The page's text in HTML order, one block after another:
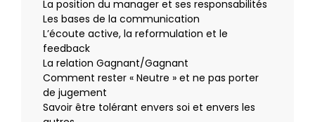
La position du manager et ses responsabilités
Les bases de la communication
L’écoute active, la reformulation et le
feedback
La relation Gagnant/Gagnant
Comment rester « Neutre » et ne pas porter
de jugement
Savoir être tolérant envers soi et envers les